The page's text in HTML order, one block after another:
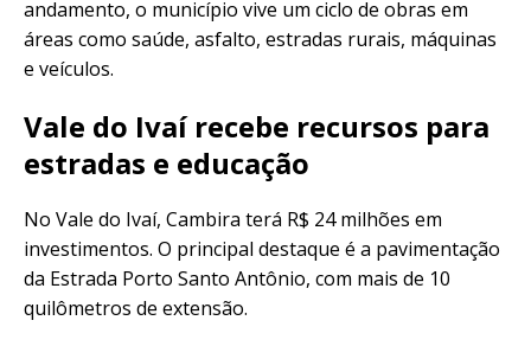
andamento, o município vive um ciclo de obras em
áreas como saúde, asfalto, estradas rurais, máquinas
e veículos.
Vale do Ivaí recebe recursos para
estradas e educação
No Vale do Ivaí, Cambira terá R$ 24 milhões em
investimentos. O principal destaque é a pavimentação
da Estrada Porto Santo Antônio, com mais de 10
quilômetros de extensão.